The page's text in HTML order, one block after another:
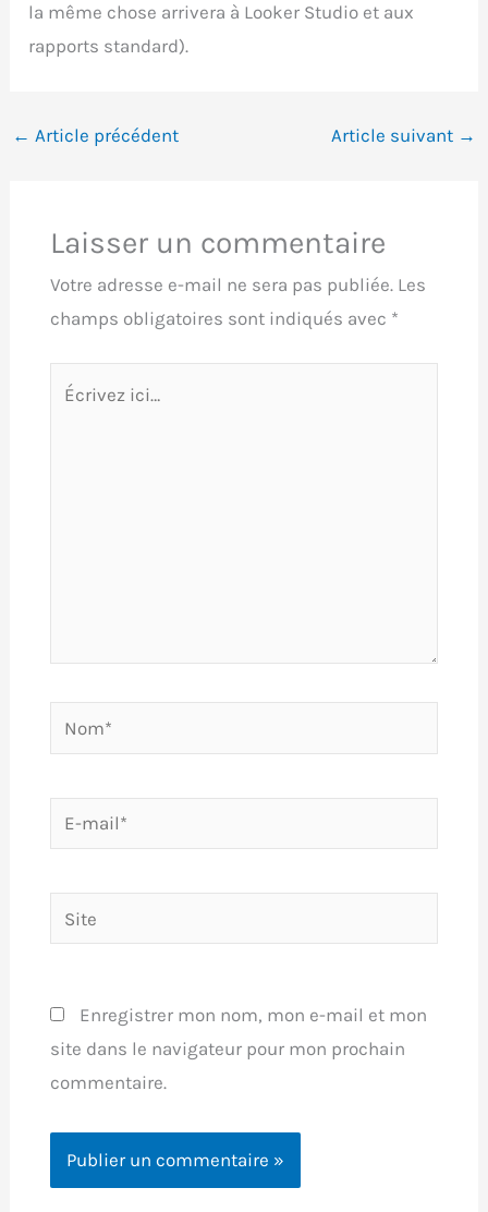
la même chose arrivera à Looker Studio et aux
rapports standard).
← Article précédent Article suivant →
Laisser un commentaire
Votre adresse e-mail ne sera pas publiée. Les
champs obligatoires sont indiqués avec *
Écrivez
Nom*
E-
mail*
Site
Enregistrer mon nom, mon e-mail et mon
site dans le navigateur pour mon prochain
commentaire.